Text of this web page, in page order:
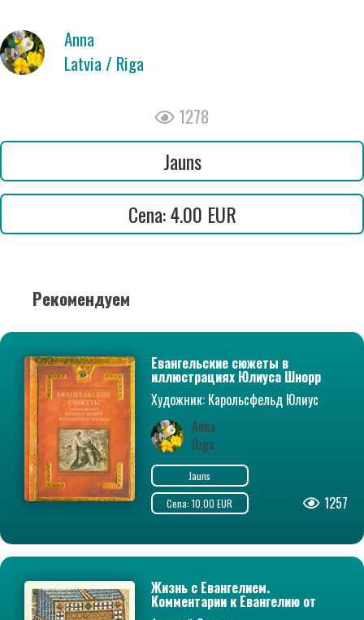
Anna
Latvia / Riga
1278
Jauns
Cena: 4.00 EUR
Рекомендуем
Евангельские сюжеты в
иллюстрациях Юлиуса Шнорр
фон Карольсфельда
Художник: Карольсфельд Юлиус
Шнорр фон
Anna
Riga
Jauns
Cena: 10.00 EUR
1257
Жизнь с Евангелием.
Комментарии к Евангелию от
Матфея